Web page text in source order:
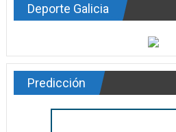
Deporte Galicia
Predicción